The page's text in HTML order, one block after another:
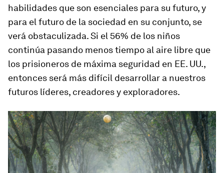
habilidades que son esenciales para su futuro, y
para el futuro de la sociedad en su conjunto, se
verá obstaculizada. Si el 56% de los niños
continúa pasando menos tiempo al aire libre que
los prisioneros de máxima seguridad en EE. UU.,
entonces será más difícil desarrollar a nuestros
futuros líderes, creadores y exploradores.